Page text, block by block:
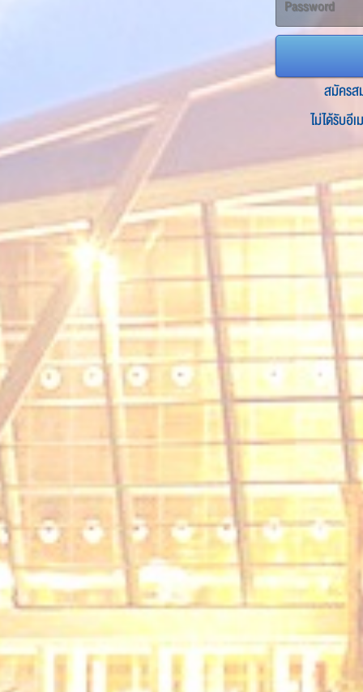
สมัครส
ไม่ได้รับอี